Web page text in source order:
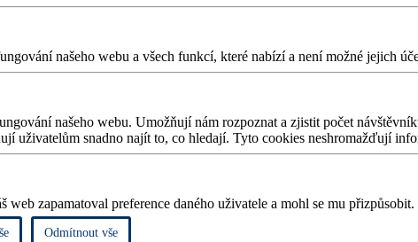
našeho webu a všech funkcí, které nabízí a není možné jejich
našeho webu. Umožňují nám rozpoznat a zjistit počet
uživatelům snadno najít to, co hledají. Tyto cookies neshromažďují
web zapamatoval preference daného uživatele a mohl se mu přizpůsobit.
Odmítnout vše